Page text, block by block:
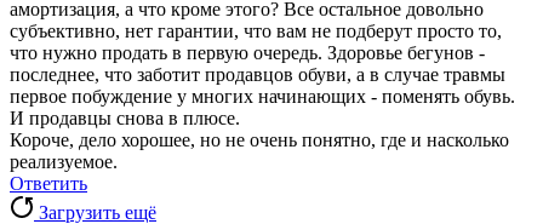
амортизация, а что кроме этого? Все остальное довольно
субъективно, нет гарантии, что вам не подберут просто то,
что нужно продать в первую очередь. Здоровье бегунов -
последнее, что заботит продавцов обуви, а в случае травмы
первое побуждение у многих начинающих - поменять обувь.
И продавцы снова в плюсе.
Короче, дело хорошее, но не очень понятно, где и насколько
реализуемое.
Ответить
Загрузить ещё